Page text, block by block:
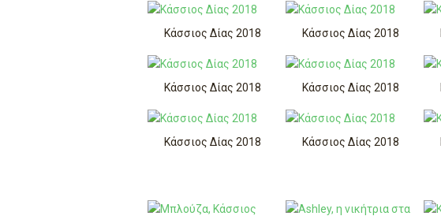
Κάσσιος Δίας 2018 Κάσσιος Δίας 2018
Κάσσιος Δίας 2018 Κάσσιος Δίας 2018
Κάσσιος Δίας 2018 Κάσσιος Δίας 2018